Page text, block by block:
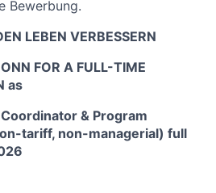
Bewerbung.
LEBEN VERBESSERN
FOR A FULL-TIME
as
& Program
tariff, non-managerial) full